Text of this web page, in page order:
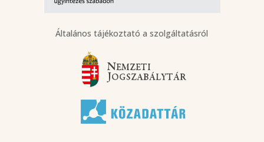
Általános tájékoztató a szolgáltatásról